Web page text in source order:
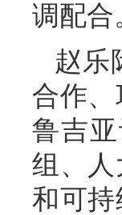
调配合
赵乐
合作
鲁吉
组、
和可